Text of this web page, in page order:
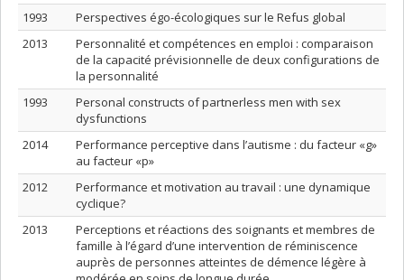
1993
Perspectives égo-écologiques sur le Refus global
2013
Personnalité et compétences en emploi : comparaison
de la capacité prévisionnelle de deux configurations de
la personnalité
1993
Personal constructs of partnerless men with sex
dysfunctions
2014
Performance perceptive dans l’autisme : du facteur «g»
au facteur «p»
2012
Performance et motivation au travail : une dynamique
cyclique?
2013
Perceptions et réactions des soignants et membres de
famille à l’égard d’une intervention de réminiscence
auprès de personnes atteintes de démence légère à